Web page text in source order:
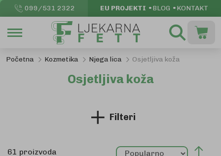
099/531 2322 EU PROJEKTI BLOG KONTAKT
Moja
Početna Kozmetika Njega lica Osjetljiva koža
Osjetljiva koža
61 proizvoda
Filteri